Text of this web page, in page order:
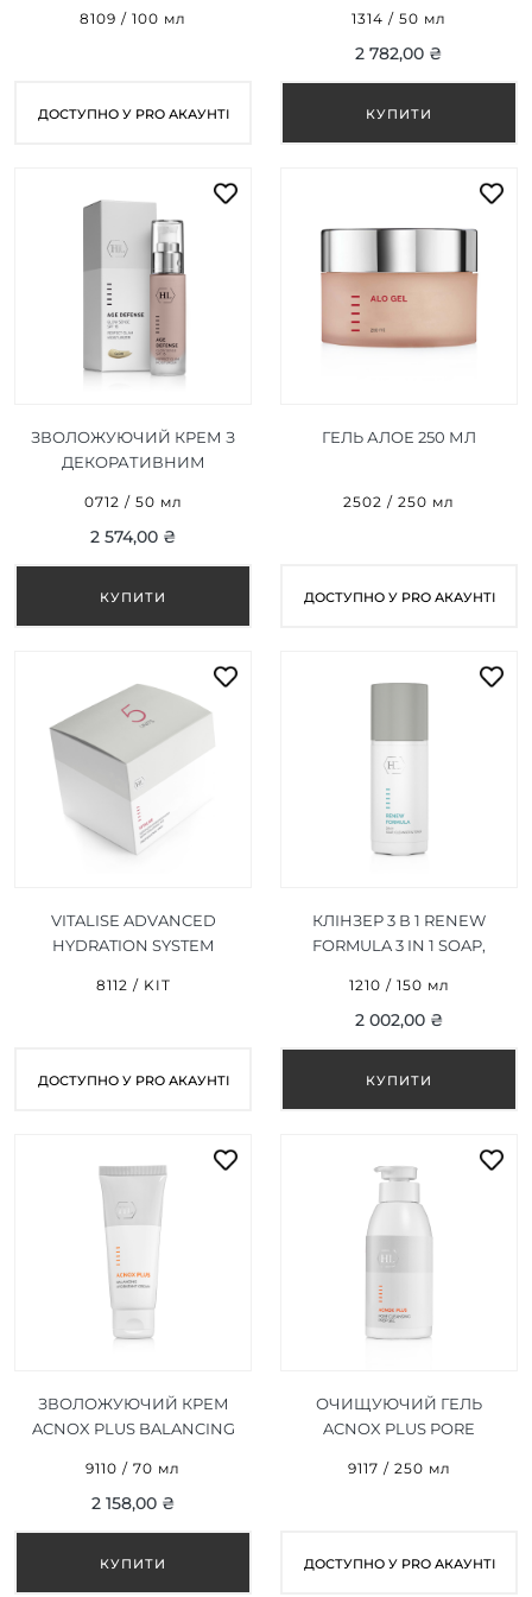
КОНЦЕНТРАТ ФАЗА I) 100
8109 / 100 мл
ДОСТУПНО У PRO АКАУНТІ
50 NATURAL
1314 / 50 мл
2 782,00 ₴
ЗВОЛОЖУЮЧИЙ КРЕМ З
ДЕКОРАТИВНИМ
DEFENSE GLOW SENSE
SPF 15 PERFECT GLAM
0712 / 50 мл
2 574,00 ₴
ГЕЛЬ АЛОЕ 250 МЛ
2502 / 250 мл
ДОСТУПНО У PRO АКАУНТІ
VITALISE ADVANCED
HYDRATION SYSTEM
МАСКА НА 5 ПРОЦЕДУР
8112 / KIT
ДОСТУПНО У PRO АКАУНТІ
КЛІНЗЕР 3 В 1 RENEW
FORMULA 3 IN 1 SOAP,
1210 / 150 мл
2 002,00 ₴
ЗВОЛОЖУЮЧИЙ КРЕМ
ACNOX PLUS BALANCING
9110 / 70 мл
2 158,00 ₴
ОЧИЩУЮЧИЙ ГЕЛЬ
ACNOX PLUS PORE
МЛ
9117 / 250 мл
ДОСТУПНО У PRO АКАУНТІ